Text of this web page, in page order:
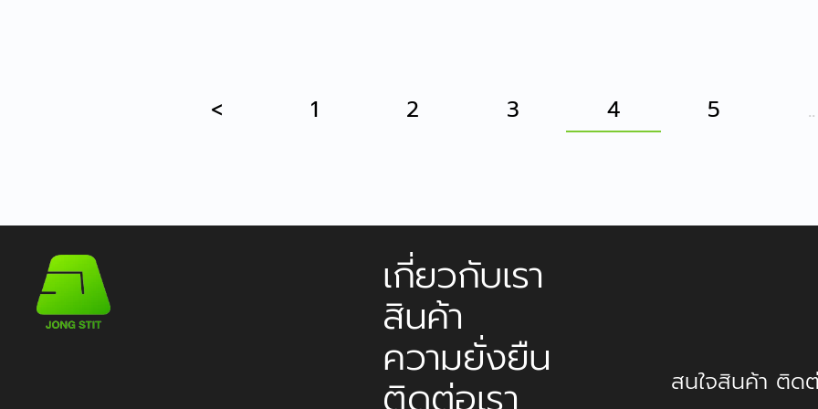
< 1 2 3 4 5 ..
เกี่ยวกับเรา
สินค้า
ความยั่งยืน สนใจสินค้า ติดต่